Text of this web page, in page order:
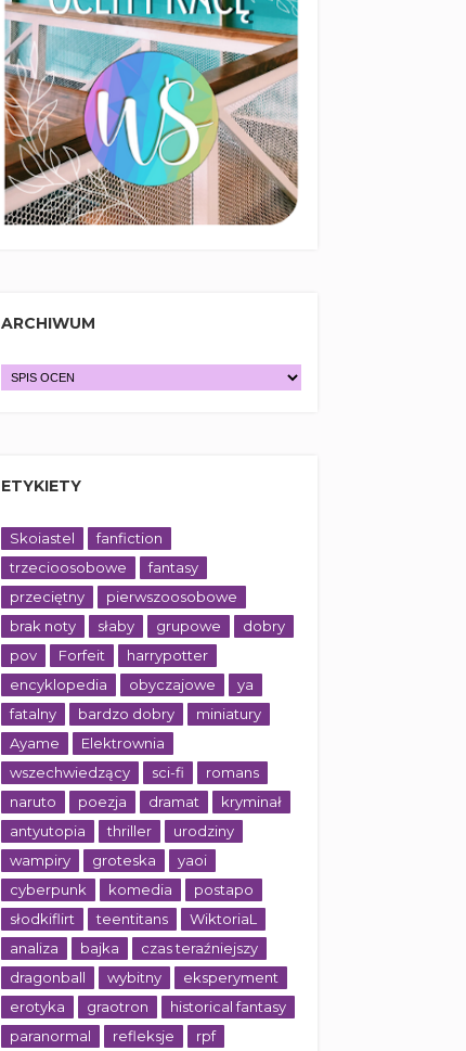
ARCHIWUM
ETYKIETY
Skoiastel
fanfiction
trzecioosobowe
fantasy
przeciętny
pierwszoosobowe
brak noty
słaby grupowe
dobry
pov
Forfeit
harrypotter
encyklopedia
obyczajowe
ya
fatalny
bardzo dobry
miniatury
Ayame
Elektrownia
wszechwiedzący
sci-fi
romans
naruto
poezja dramat
kryminał
antyutopia
thriller
urodziny
wampiry
groteska
yaoi
cyberpunk
komedia
postapo
słodkiflirt
teentitans
WiktoriaL
analiza
bajka
czas teraźniejszy
dragonball
wybitny
eksperyment
erotyka
graotron
historical fantasy
paranormal
refleksje
rpf